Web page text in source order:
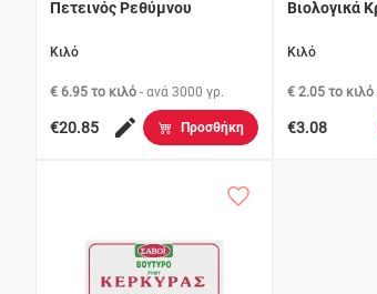
Πετεινός Ρεθύμνου
Κιλό
€ 6.95 το κιλό - ανά 3000 γρ.
€20.85 Προσθήκη
Βιολογικά
Κιλό
€ 2.05 το κιλό
€3.08